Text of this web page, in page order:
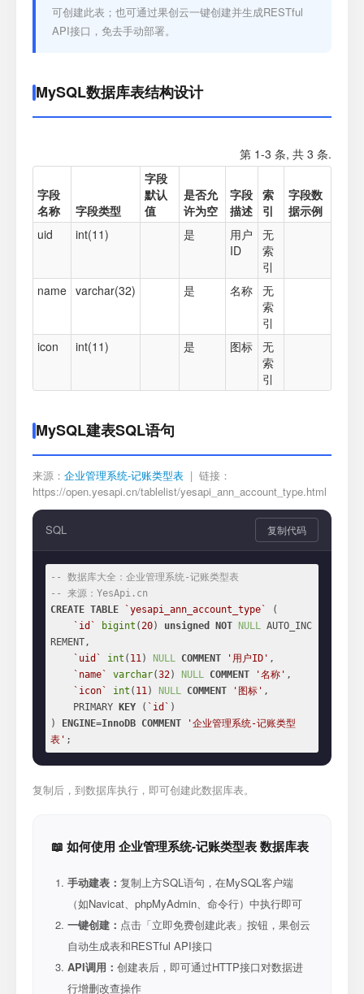
可创建此表；也可通过果创云一键创建并生成RESTful
API接口，免去手动部署。
MySQL数据库表结构设计
第 1-3 条, 共 3 条.
字段
名称
字段类型
字段
默认
值
是否允
许为空
字段
描述
索
引
字段数
据示例
uid
int(11) 是
用户
ID
无
索
引
name varchar(32) 是 名称 无
索
引
icon
int(11) 是 图标 无
索
引
MySQL建表SQL语句
来源： 企业管理系统-记账类型表 | 链接：
https://open.yesapi.cn/tablelist/yesapi_ann_account_type.html
SQL 复制代码
-- 数据库大全：企业管理系统-记账类型表
-- 来源：YesApi.cn
CREATE TABLE `yesapi_ann_account_type`
(
`id`
bigint (20) unsigned NOT NULL AUTO_INC
REMENT,
`uid`
int ( 11) NULL COMMENT '用户ID' ,
`name`
varchar(32) NULL COMMENT '名称' ,
`icon`
int ( 11) NULL COMMENT '图标' ,
    PRIMARY
KEY ( `id` )
)
ENGINE=InnoDB COMMENT
'企业管理系统-记账类型
表' ;
复制后，到数据库执行，即可创建此数据库表。
📖 如何使用 企业管理系统-记账类型表 数据库表
手动建表： 复制上方SQL语句，在MySQL客户端
（如Navicat、phpMyAdmin、命令行）中执行即可
一键创建： 点击「立即免费创建此表」按钮，果创云
自动生成表和RESTful API接口
API调用： 创建表后，即可通过HTTP接口对数据进
行增删改查操作